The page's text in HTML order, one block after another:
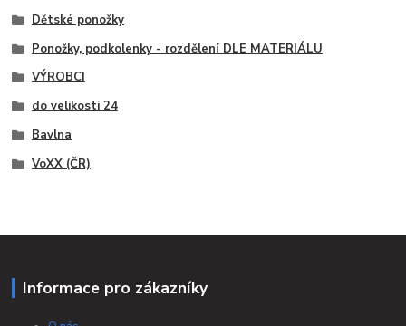
Dětské ponožky
Ponožky, podkolenky - rozdělení DLE MATERIÁLU
VÝROBCI
do velikosti 24
Bavlna
VoXX (ČR)
Informace pro zákazníky